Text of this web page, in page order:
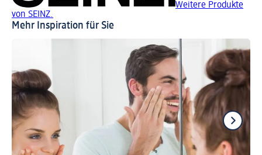
Weitere Produkte
von SEINZ.
Mehr Inspiration für Sie